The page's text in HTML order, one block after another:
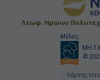
Λεωφ. Ηρώων
Μέλος:
©
Χάρτης